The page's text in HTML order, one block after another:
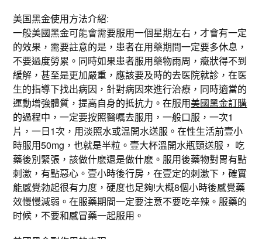
美国黑金使用方法介紹:
一般美國黑金可能會需要服用一個星期左右，才會有一定
的效果，需要註意的是，患者在用藥期間一定要多休息，
不要過度勞累。同時如果患者服用藥物雨周，癥狀得不到
緩解，甚至是更加嚴重，應該要及時的去医院就診，在医
生的指導下找出病因，針對病因來進行治療，同時適當的
運動增強體質，提高自身的抵抗力。在服用美國黑金訂購
的過程中，一定要按照醫嘱去服用，一般口服，一次1
片，一日1次，用淡照水或温開水送服。在性生活前壹小
時服用50mg，也就是半粒。壹大杯溫開水瓶頸送服， 吃
藥後別緊張，該做什麽還是做什麽。服用後藥物對胃有點
刺激，有點惡心。壹小時後行房，在壹定的刺激下，確實
能感覺勃起很有力度，硬度也足夠!大概8個小時後感覺藥
效慢慢減弱。在服藥期間一定要注意不要吃辛辣。服藥的
时候，不要和感冒藥一起服用。